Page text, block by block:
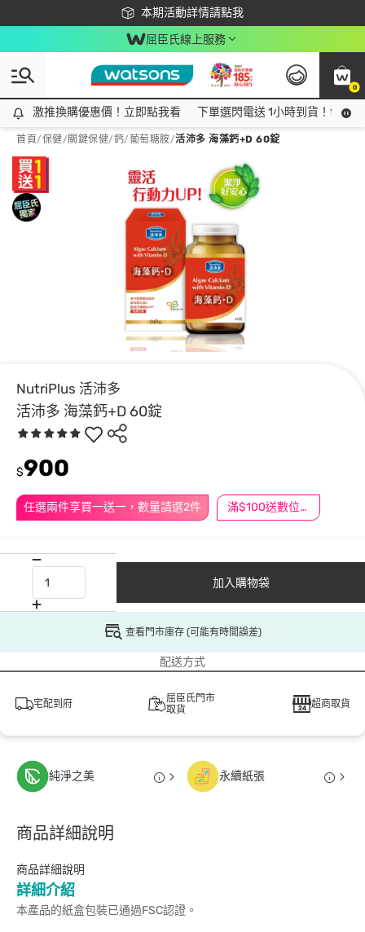
本期活動詳情請點我
下載app最高回饋$350
屈臣氏線上服務
0
激推換購優惠價！立即點我看
激推換購優惠價！立即點我看 下單選閃電送 1小時到貨！領神
首頁/保健/ 關鍵保健/鈣/葡萄糖胺/活沛多 海藻鈣+D 60錠
NutriPlus 活沛多
活沛多 海藻鈣+D 60錠
任選兩件享買一送一，數量請選2件 滿$100送數位印花
$900
加入購物袋
查看門市庫存 (可能有時間誤差)
配送方式
宅配到府
屈臣氏門市
取貨
超商取貨
純淨之美 永續紙張
商品詳細說明
商品詳細說明
詳細介紹
本產品的紙盒包裝已通過FSC認證。